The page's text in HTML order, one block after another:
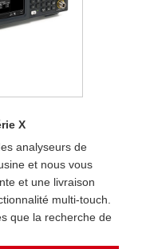
X
analyseurs de
et nous vous
et une livraison
multi-touch.
que la recherche de